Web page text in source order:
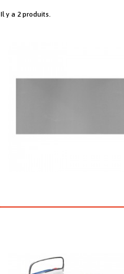
Il y a 2 produits.